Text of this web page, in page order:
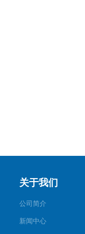
关于我们
公司简介
新闻中心